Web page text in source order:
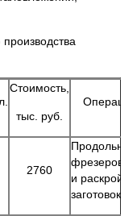
Стоимость,
тыс. руб.
Операции
2760
Продольное
и раскрой
заготовок